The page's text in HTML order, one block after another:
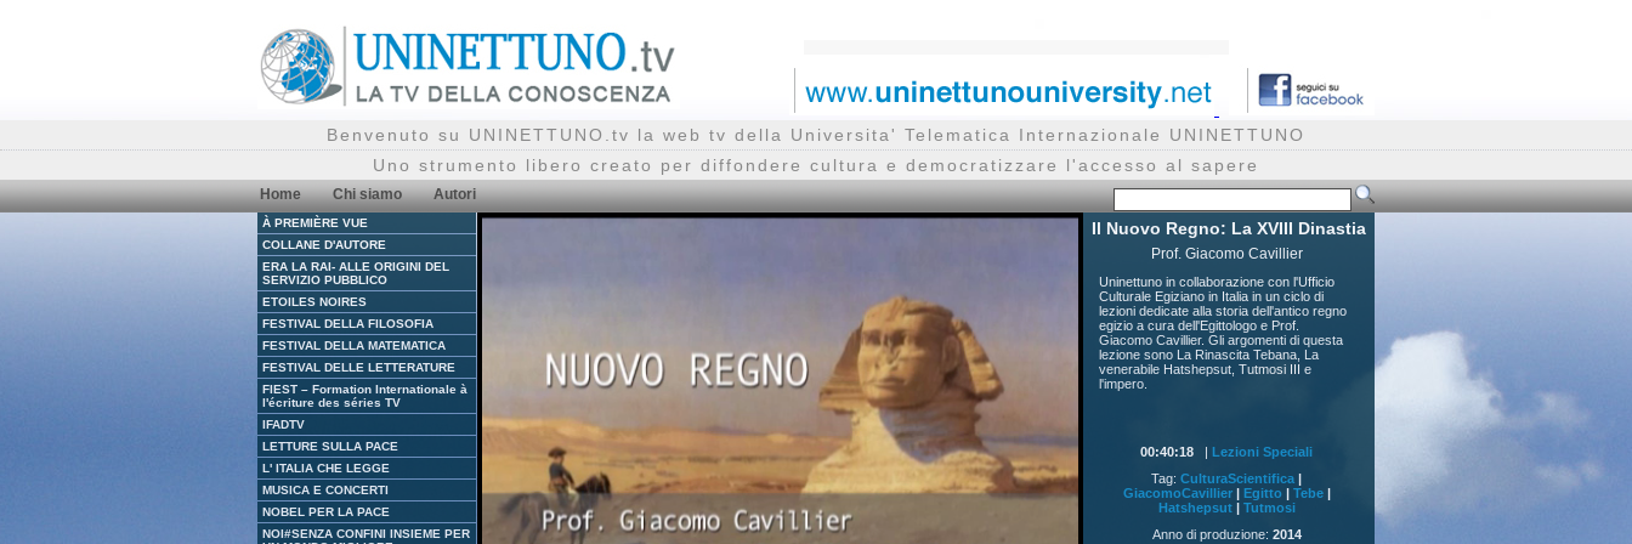
Benvenuto su UNINETTUNO.tv la web tv della Universita' Telematica Internazionale UNINETTUNO
Uno strumento libero creato per diffondere cultura e democratizzare l'accesso al sapere
Home Chi siamo Autori
À PREMIÈRE VUE
COLLANE D'AUTORE
ERA LA RAI- ALLE ORIGINI DEL
SERVIZIO PUBBLICO
ETOILES NOIRES
FESTIVAL DELLA FILOSOFIA
FESTIVAL DELLA MATEMATICA
FESTIVAL DELLE LETTERATURE
FIEST – Formation Internationale à
l'écriture des séries TV
IFADTV
LETTURE SULLA PACE
L' ITALIA CHE LEGGE
MUSICA E CONCERTI
NOBEL PER LA PACE
NOI#SENZA CONFINI INSIEME PER
Il Nuovo Regno: La XVIII Dinastia
Prof. Giacomo Cavillier
Uninettuno in collaborazione con l'Ufficio
Culturale Egiziano in Italia in un ciclo di
lezioni dedicate alla storia dell'antico regno
egizio a cura dell'Egittologo e Prof.
Giacomo Cavillier. Gli argomenti di questa
lezione sono La Rinascita Tebana, La
venerabile Hatshepsut, Tutmosi III e
l'impero.
00:40:18 | Lezioni Speciali
Tag: CulturaScientifica |
GiacomoCavillier| Egitto | Tebe|
Hatshepsut| Tutmosi
Anno di produzione: 2014